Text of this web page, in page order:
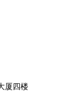
厦四楼